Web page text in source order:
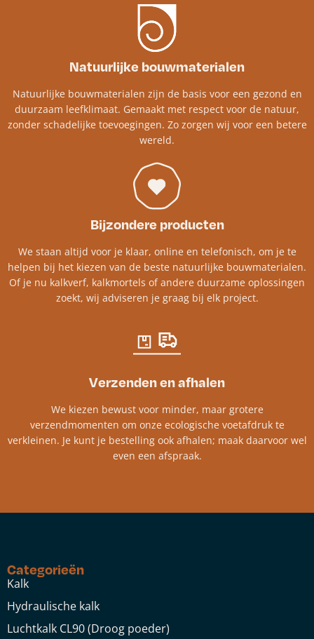
Natuurlijke bouwmaterialen
Natuurlijke bouwmaterialen zijn de basis voor een gezond en
duurzaam leefklimaat. Gemaakt met respect voor de natuur,
zonder schadelijke toevoegingen. Zo zorgen wij voor een betere
wereld.
Bijzondere producten
We staan altijd voor je klaar, online en telefonisch, om je te
helpen bij het kiezen van de beste natuurlijke bouwmaterialen.
Of je nu kalkverf, kalkmortels of andere duurzame oplossingen
zoekt, wij adviseren je graag bij elk project.​
Verzenden en afhalen
We kiezen bewust voor minder, maar grotere
verzendmomenten om onze ecologische voetafdruk te
verkleinen. Je kunt je bestelling ook afhalen; maak daarvoor wel
even een afspraak.
Categorieën
Kalk
Hydraulische kalk
Luchtkalk CL90 (Droog poeder)